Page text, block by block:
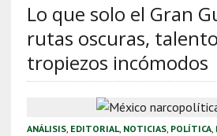
Lo que solo el Gran
rutas oscuras,
tropiezos incómodos
ANÁLISIS, EDITORIAL, NOTICIAS, POLÍTICA,